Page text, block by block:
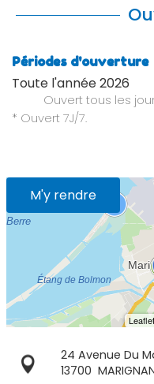
Périodes d'ouverture
Toute l'année 2026
Ouvert tous les
* Ouvert 7J/7.
M'y rendre
24 Avenue Du
13700